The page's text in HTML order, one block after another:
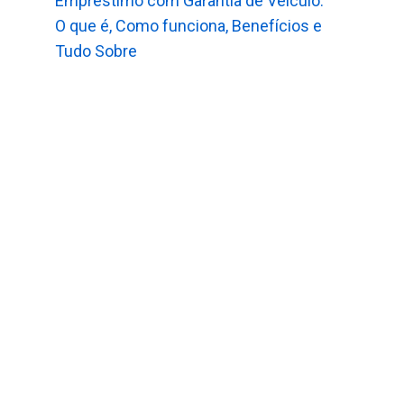
O que é, Como funciona, Benefícios e
Tudo Sobre